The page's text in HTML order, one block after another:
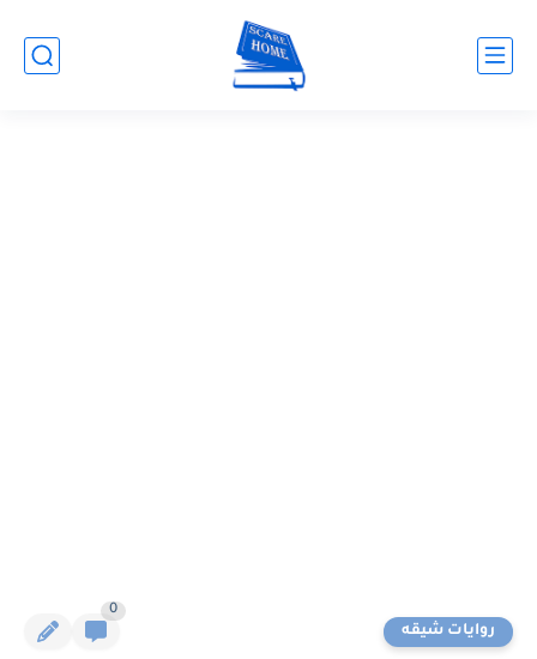
روايات شيقه
0